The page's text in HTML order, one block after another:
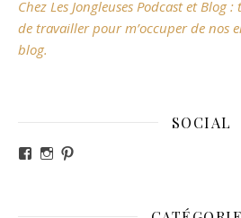
Chez Les Jongleuses Podcast et Blog
de travailler pour m’occuper de nos
blog.
SOCIAL
Voir le profil de
Voir le profil de